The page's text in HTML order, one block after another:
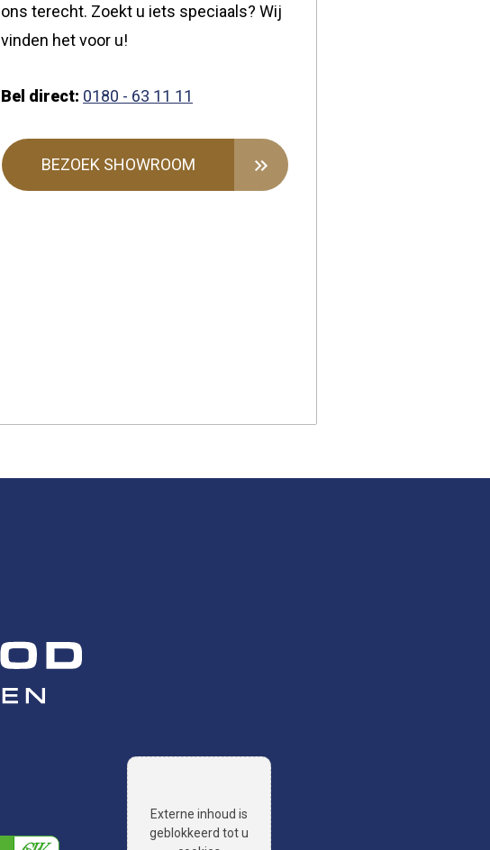
ons terecht. Zoekt u iets speciaals? Wij
vinden het voor u!
Bel direct: 0180 - 63 11 11
BEZOEK SHOWROOM
Externe inhoud is
geblokkeerd tot u